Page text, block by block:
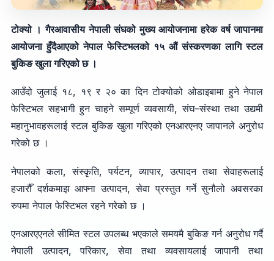
टोक्यो । गैरआवासीय नेपाली संघको मुख्य आयोजनामा हरेक वर्ष जापानमा
आयोजना हुँदैआएको नेपाल फेस्टिभलको १५ औं संस्करणका लागि स्टल
बुकिङ खुला गरिएको छ ।
आउँदो जुलाई १८, १९ र २० का दिन टोक्योको ओडाइबामा हुने नेपाल
फेस्टिभल सहभागी हुन चाहने सम्पूर्ण व्यवसायी, संघ–संस्था तथा उद्यमी
महानुभावहरूलाई स्टल बुकिङ खुला गरिएको एनआरएनए जापानले अनुरोध
गरेको छ ।
नेपालको कला, संस्कृति, पर्यटन, व्यापार, उत्पादन तथा सेवाहरूलाई
हजारौँ दर्शकमाझ आफ्ना उत्पादन, सेवा प्रस्तुत गर्ने सुनौलो अवसरका
रुपमा नेपाल फेस्टिभल रहने गरेको छ ।
एनआरएएनले सीमित स्टल उपलब्ध भएकाले समयमै बुकिङ गर्न अनुरोध गर्दै
नेपाली उत्पादन, परिकार, सेवा तथा व्यवसायलाई जापानी तथा